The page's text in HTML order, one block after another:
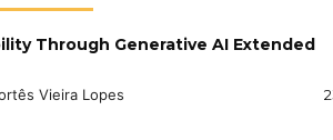
Through Generative AI Extended
Vieira Lopes